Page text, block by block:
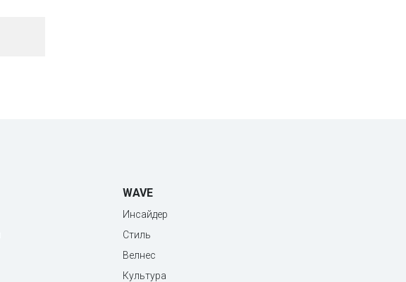
WAVE
Инсайдер
Стиль
Велнес
Культура